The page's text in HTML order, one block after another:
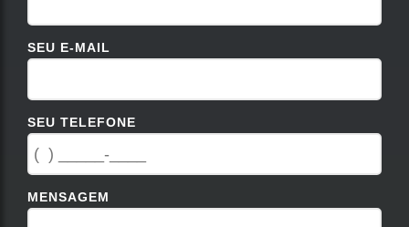
SEU E-MAIL
SEU TELEFONE
MENSAGEM